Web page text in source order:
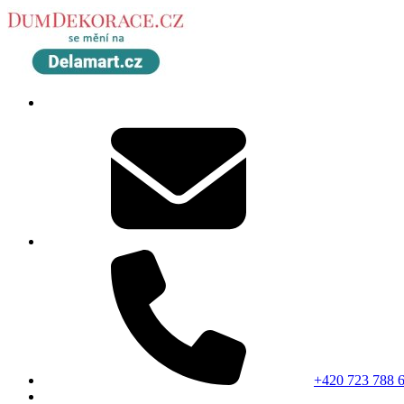
+420 723 788